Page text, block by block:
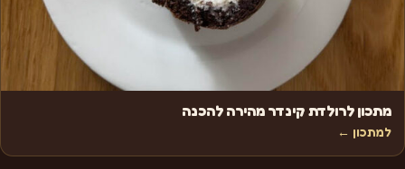
מתכון לרולדת קינדר מהירה להכנה
למתכון ←